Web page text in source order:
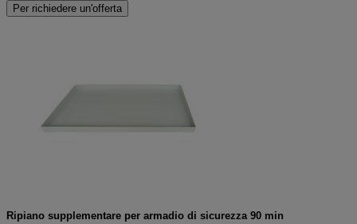
Per richiedere un'offerta
Ripiano supplementare per armadio di sicurezza 90 min